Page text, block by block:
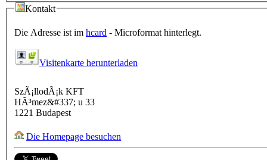
Kontakt
Die Adresse ist im hcard - Microformat hinterlegt.
Visitenkarte herunterladen
SzÃ¡llodÃ¡k KFT
HÃ³mez&#337; u 33
1221 Budapest
Die Homepage besuchen